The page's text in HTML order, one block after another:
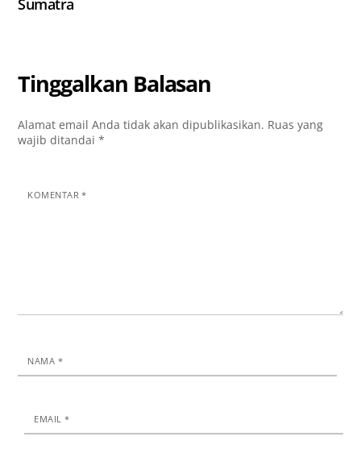
Sumatra
Tinggalkan Balasan
Alamat email Anda tidak akan dipublikasikan. Ruas yang
wajib ditandai*
KOMENTAR*
NAMA *
EMAIL*